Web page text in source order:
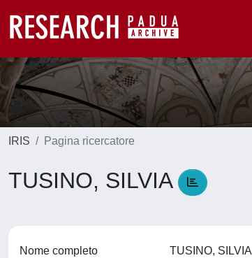
IRIS Pagina ricercatore
TUSINO, SILVIA
Nome completo TUSINO, SILVIA